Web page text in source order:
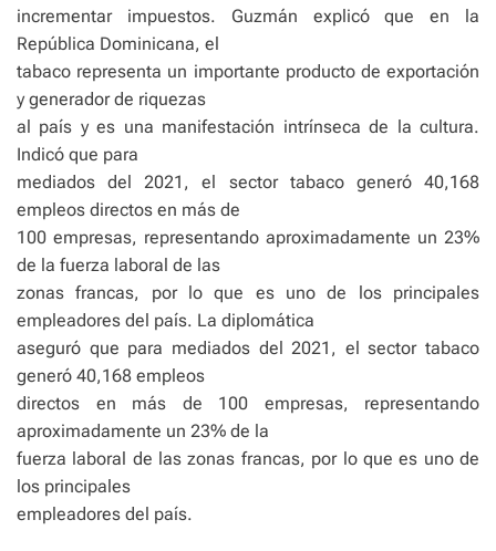
incrementar impuestos. Guzmán explicó que en la
República Domi­nicana, el
tabaco representa un importante producto de exportación
y generador de riquezas
al país y es una manifestación intrínseca de la cultura.
Indicó que para
mediados del 2021, el sector tabaco generó 40,168
empleos directos en más de
100 empresas, representando aproximadamente un 23%
de la fuerza laboral de las
zonas francas, por lo que es uno de los principales
empleadores del país. La diplomática
aseguró que para mediados del 2021, el sector tabaco
generó 40,168 empleos
directos en más de 100 empresas, representando
aproximadamente un 23% de la
fuerza laboral de las zonas francas, por lo que es uno de
los principales
empleadores del país.